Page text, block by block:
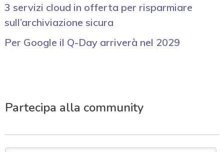
3 servizi cloud in offerta per risparmiare
sull’archiviazione sicura
Per Google il Q-Day arriverà nel 2029
Partecipa alla community